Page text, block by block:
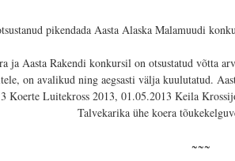
pikendada Aasta Alaska Malamuudi
ja Aasta Rakendi konkursil on otsustatud võtta
on avalikud ning aegsasti välja kuulutatud.
Koerte Luitekross 2013, 01.05.2013 Keila
Talvekarika ühe koera
~~~